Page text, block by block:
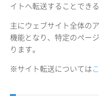
イトへ転送することできる
主にウェブサイト全体の
機能となり、特定のペー
ります。
※サイト転送については